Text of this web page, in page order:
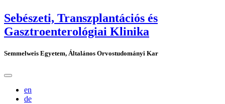
Sebészeti, Transzplantációs és
Gasztroenterológiai Klinika
Semmelweis Egyetem, Általános Orvostudományi Kar
en
de